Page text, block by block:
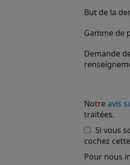
But de la
Gamme de
Demande
Notreavis
traitées.
Si vous
cochez
Pour nous